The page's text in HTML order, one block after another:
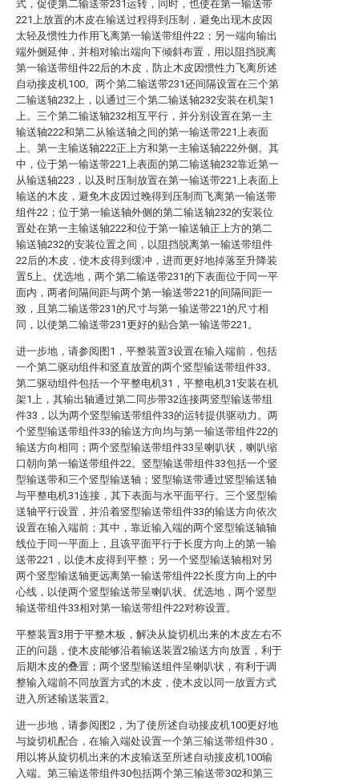
式，促使第二输送带231运转，同时，也使在第一输送带
221上放置的木皮在输送过程得到压制，避免出现木皮因
太轻及惯性力作用飞离第一输送带组件22；另一端向输出
端外侧延伸，并相对输出端向下倾斜布置，用以阻挡脱离
第一输送带组件22后的木皮，防止木皮因惯性力飞离所述
自动接皮机100。两个第二输送带231还间隔设置在三个第
二输送轴232上，以通过三个第二输送轴232安装在机架1
上。三个第二输送轴232相互平行，并分别设置在第一主
输送轴222和第二从输送轴之间的第一输送带221上表面
上、第一主输送轴222正上方和第一主输送轴222外侧。其
中，位于第一输送带221上表面的第二输送轴232靠近第一
从输送轴223，以及时压制放置在第一输送带221上表面上
输送的木皮，避免木皮因过晚得到压制而飞离第一输送带
组件22；位于第一输送轴外侧的第二输送轴232的安装位
置处在第一主输送轴222和位于第一输送轴正上方的第二
输送轴232的安装位置之间，以阻挡脱离第一输送带组件
22后的木皮，使木皮得到缓冲，进而更好地掉落至升降装
置5上。优选地，两个第二输送带231的下表面位于同一平
面内，两者间隔间距与两个第一输送带221的间隔间距一
致，且第二输送带231的尺寸与第一输送带221的尺寸相
同，以使第二输送带231更好的贴合第一输送带221。
进一步地，请参阅图1，平整装置3设置在输入端前，包括
一个第二驱动组件和竖直放置的两个竖型输送带组件33。
第二驱动组件包括一个平整电机31，平整电机31安装在机
架1上，其输出轴通过第二同步带32连接两竖型输送带组
件33，以为两个竖型输送带组件33的运转提供驱动力。两
个竖型输送带组件33的输送方向均与第一输送带组件22的
输送方向相同；两个竖型输送带组件33呈喇叭状，喇叭缩
口朝向第一输送带组件22。竖型输送带组件33包括一个竖
型输送带和三个竖型输送轴；竖型输送带通过竖型输送轴
与平整电机31连接，其下表面与水平面平行。三个竖型输
送轴平行设置，并沿着竖型输送带组件33的输送方向依次
设置在输入端前；其中，靠近输入端的两个竖型输送轴轴
线位于同一平面上，且该平面平行于长度方向上的第一输
送带221，以使木皮得到平整；另一个竖型输送轴相对另
两个竖型输送轴更远离第一输送带组件22长度方向上的中
心线，以使两个竖型输送带呈喇叭状。优选地，两个竖型
输送带组件33相对第一输送带组件22对称设置。
平整装置3用于平整木板，解决从旋切机出来的木皮左右不
正的问题，使木皮能够沿着输送装置2输送方向放置，利于
后期木皮的叠置；两个竖型输送组件呈喇叭状，有利于调
整输入端前不同放置方式的木皮，使木皮以同一放置方式
进入所述输送装置2。
进一步地，请参阅图2，为了使所述自动接皮机100更好地
与旋切机配合，在输入端处设置一个第三输送带组件30，
用以将从旋切机出来的木皮输送至所述自动接皮机100输
入端。第三输送带组件30包括两个第三输送带302和第三